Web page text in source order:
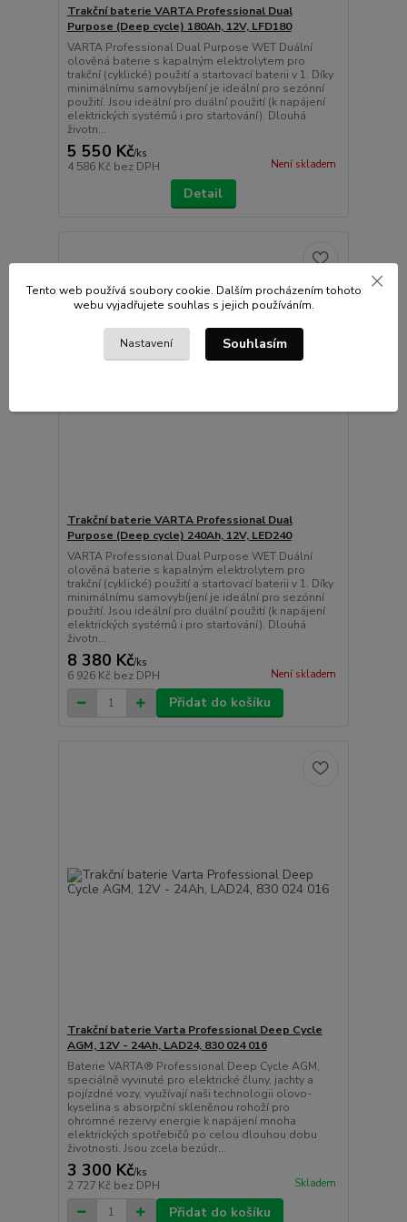
Trakční baterie VARTA Professional Dual
Purpose (Deep cycle) 180Ah, 12V, LFD180
VARTA Professional Dual Purpose WET Duální
olověná baterie s kapalným elektrolytem pro
trakční (cyklické) použití a startovací baterii v 1. Díky
minimálnímu samovybíjení je ideální pro sezónní
použití. Jsou ideální pro duální použití (k napájení
elektrických systémů i pro startování). Dlouhá
životn...
5 550 Kč/ks
4 586 Kč bez DPH Není skladem
Detail
Trakční baterie VARTA Professional Dual
Purpose (Deep cycle) 240Ah, 12V, LED240
VARTA Professional Dual Purpose WET Duální
olověná baterie s kapalným elektrolytem pro
trakční (cyklické) použití a startovací baterii v 1. Díky
minimálnímu samovybíjení je ideální pro sezónní
použití. Jsou ideální pro duální použití (k napájení
elektrických systémů i pro startování). Dlouhá
životn...
8 380 Kč/ks
6 926 Kč bez DPH Není skladem
Přidat do košíku
Trakční baterie Varta Professional Deep Cycle
AGM, 12V - 24Ah, LAD24, 830 024 016
Baterie VARTA® Professional Deep Cycle AGM,
speciálně vyvinuté pro elektrické čluny, jachty a
pojízdné vozy, využívají naši technologii olovo-
kyselina s absorpční skleněnou rohoží pro
ohromné rezervy energie k napájení mnoha
elektrických spotřebičů po celou dlouhou dobu
životnosti. Jsou zcela bezúdr...
3 300 Kč/ks
2 727 Kč bez DPH Skladem
Přidat do košíku
Tento web používá soubory cookie. Dalším procházením tohoto
webu vyjadřujete souhlas s jejich používáním.
Nastavení Souhlasím